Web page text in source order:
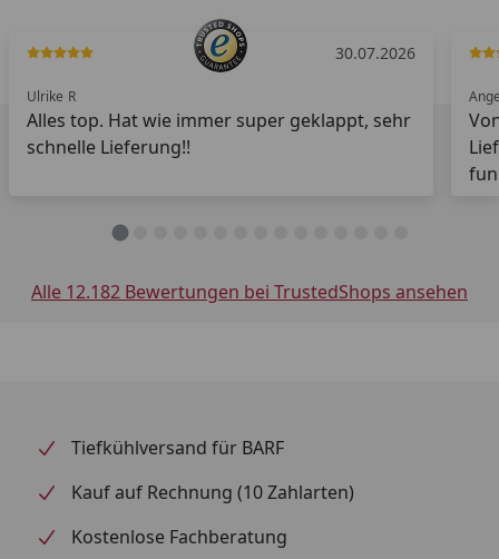
30.07.2026
Ulrike R
Alles top. Hat wie immer super geklappt, sehr
schnelle Lieferung!!
Alle 12.182 Bewertungen bei TrustedShops ansehen
Tiefkühlversand für BARF
Kauf auf Rechnung (10 Zahlarten)
Kostenlose Fachberatung